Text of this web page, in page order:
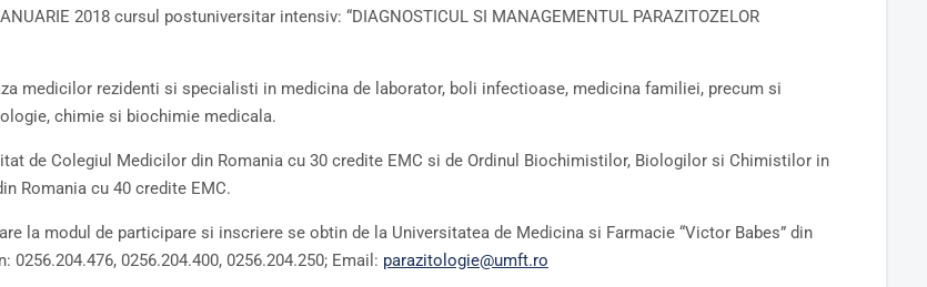
2018 cursul postuniversitar intensiv: “DIAGNOSTICUL SI MANAGEMENTUL PARAZITOZELOR
medicilor rezidenti si specialisti in medicina de laborator, boli infectioase, medicina familiei, precum si
chimie si biochimie medicala.
de Colegiul Medicilor din Romania cu 30 credite EMC si de Ordinul Biochimistilor, Biologilor si Chimistilor in
Romania cu 40 credite EMC.
la modul de participare si inscriere se obtin de la Universitatea de Medicina si Farmacie “Victor Babes” din
0256.204.476, 0256.204.400, 0256.204.250; Email: parazitologie@umft.ro